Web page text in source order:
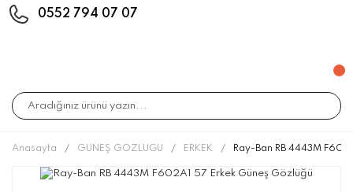
0552 794 07 07
Anasayfa GÜNEŞ GÖZLÜĞÜ ERKEK Ray-Ban RB 4443M